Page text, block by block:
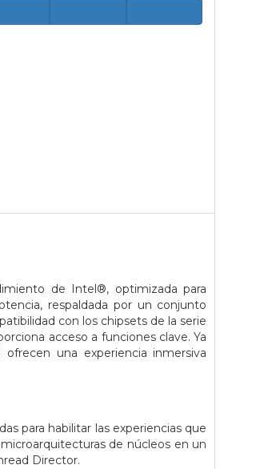
de Intel®, optimizada para
respaldada por un conjunto
con los chipsets de la serie
acceso a funciones clave. Ya
una experiencia inmersiva
para habilitar las experiencias que
de núcleos en un
Director.